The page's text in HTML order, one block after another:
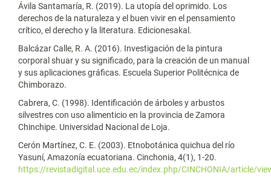
Ávila Santamaría, R. (2019). La utopía del oprimido. Los
derechos de la naturaleza y el buen vivir en el pensamiento
crítico, el derecho y la literatura. Edicionesakal.
Balcázar Calle, R. A. (2016). Investigación de la pintura
corporal shuar y su significado, para la creación de un manual
y sus aplicaciones gráficas. Escuela Superior Politécnica de
Chimborazo.
Cabrera, C. (1998). Identificación de árboles y arbustos
silvestres con uso alimenticio en la provincia de Zamora
Chinchipe. Universidad Nacional de Loja.
Cerón Martínez, C. E. (2003). Etnobotánica quichua del río
Yasuní, Amazonía ecuatoriana. Cinchonia, 4(1), 1-20.
https://revistadigital.uce.edu.ec/index.php/CINCHONIA/article/